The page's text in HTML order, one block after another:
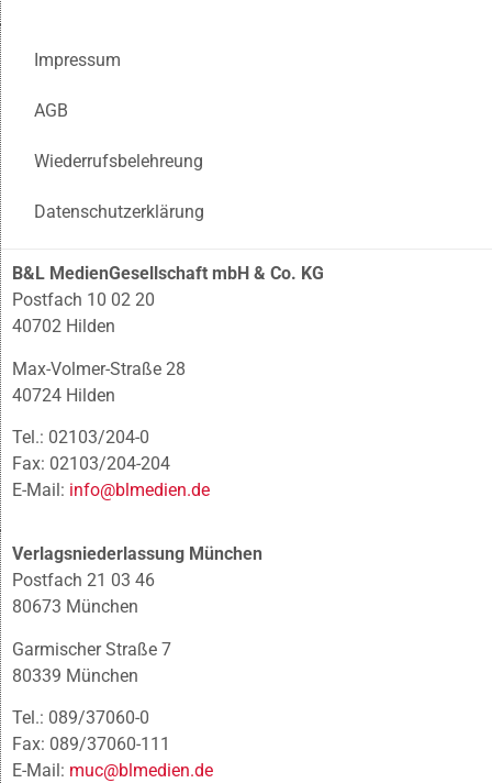
Impressum
AGB
Wiederrufsbelehreung
Datenschutzerklärung
B&L MedienGesellschaft mbH & Co. KG
Postfach 10 02 20
40702 Hilden
Max-Volmer-Straße 28
40724 Hilden
Tel.: 02103/204-0
Fax: 02103/204-204
E-Mail: info@blmedien.de
Verlagsniederlassung München
Postfach 21 03 46
80673 München
Garmischer Straße 7
80339 München
Tel.: 089/37060-0
Fax: 089/37060-111
E-Mail: muc@blmedien.de